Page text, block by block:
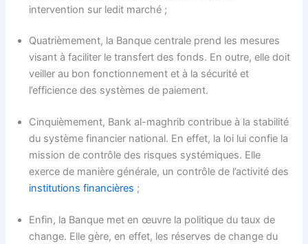
intervention sur ledit marché ;
Quatrièmement, la Banque centrale prend les mesures
visant à faciliter le transfert des fonds. En outre, elle doit
veiller au bon fonctionnement et à la sécurité et
l’efficience des systèmes de paiement.
Cinquièmement, Bank al-maghrib contribue à la stabilité
du système financier national. En effet, la loi lui confie la
mission de contrôle des risques systémiques. Elle
exerce de manière générale, un contrôle de l’activité des
institutions financières ;
Enfin, la Banque met en œuvre la politique du taux de
change. Elle gère, en effet, les réserves de change du